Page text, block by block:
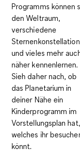
Programms können
denWeltraum,
verschiedene
und vieles mehr
näher kennenlernen.
Sieh daher nach, ob
das Planetarium in
deiner Nähe ein
Kinderprogramm im
Vorstellungsplan hat,
welches ihr
könnt.